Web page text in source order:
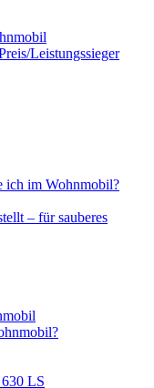
Leistungssieger
ich im Wohnmobil?
– für sauberes
LS